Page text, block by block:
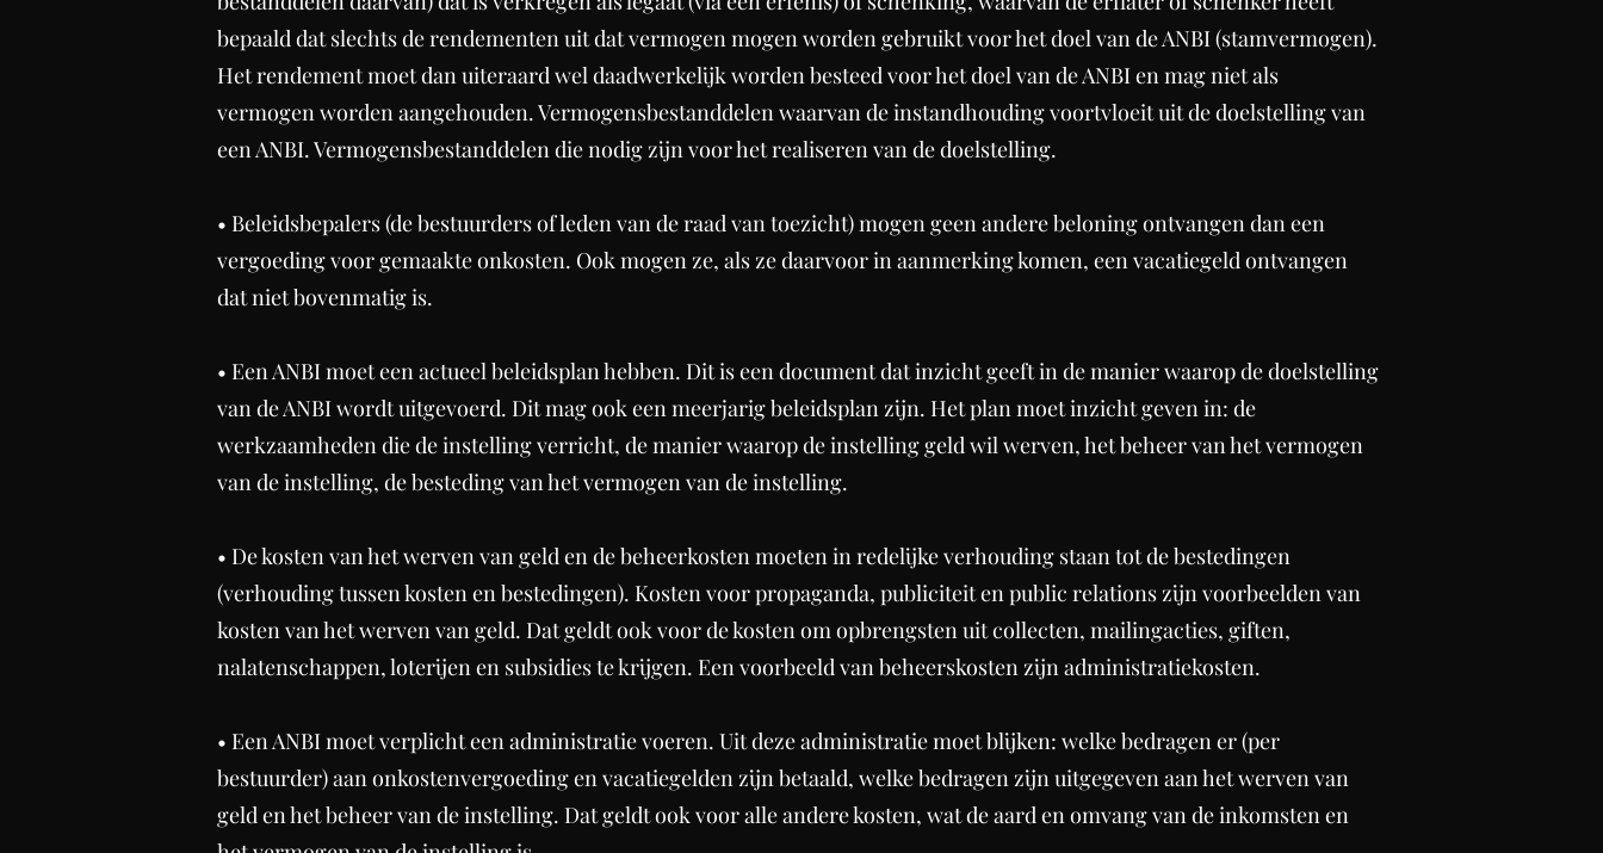
bepaald dat slechts de rendementen uit dat vermogen mogen worden gebruikt voor het doel van de ANBI (stamvermogen).
Het rendement moet dan uiteraard wel daadwerkelijk worden besteed voor het doel van de ANBI en mag niet als
vermogen worden aangehouden. Vermogensbestanddelen waarvan de instandhouding voortvloeit uit de doelstelling van
een ANBI. Vermogensbestanddelen die nodig zijn voor het realiseren van de doelstelling.
• Beleidsbepalers (de bestuurders of leden van de raad van toezicht) mogen geen andere beloning ontvangen dan een
vergoeding voor gemaakte onkosten. Ook mogen ze, als ze daarvoor in aanmerking komen, een vacatiegeld ontvangen
dat niet bovenmatig is.
• Een ANBI moet een actueel beleidsplan hebben. Dit is een document dat inzicht geeft in de manier waarop de doelstelling
van de ANBI wordt uitgevoerd. Dit mag ook een meerjarig beleidsplan zijn. Het plan moet inzicht geven in: de
werkzaamheden die de instelling verricht, de manier waarop de instelling geld wil werven, het beheer van het vermogen
van de instelling, de besteding van het vermogen van de instelling.
• De kosten van het werven van geld en de beheerkosten moeten in redelijke verhouding staan tot de bestedingen
(verhouding tussen kosten en bestedingen). Kosten voor propaganda, publiciteit en public relations zijn voorbeelden van
kosten van het werven van geld. Dat geldt ook voor de kosten om opbrengsten uit collecten, mailingacties, giften,
nalatenschappen, loterijen en subsidies te krijgen. Een voorbeeld van beheerskosten zijn administratiekosten.
• Een ANBI moet verplicht een administratie voeren. Uit deze administratie moet blijken: welke bedragen er (per
bestuurder) aan onkostenvergoeding en vacatiegelden zijn betaald, welke bedragen zijn uitgegeven aan het werven van
geld en het beheer van de instelling. Dat geldt ook voor alle andere kosten, wat de aard en omvang van de inkomsten en